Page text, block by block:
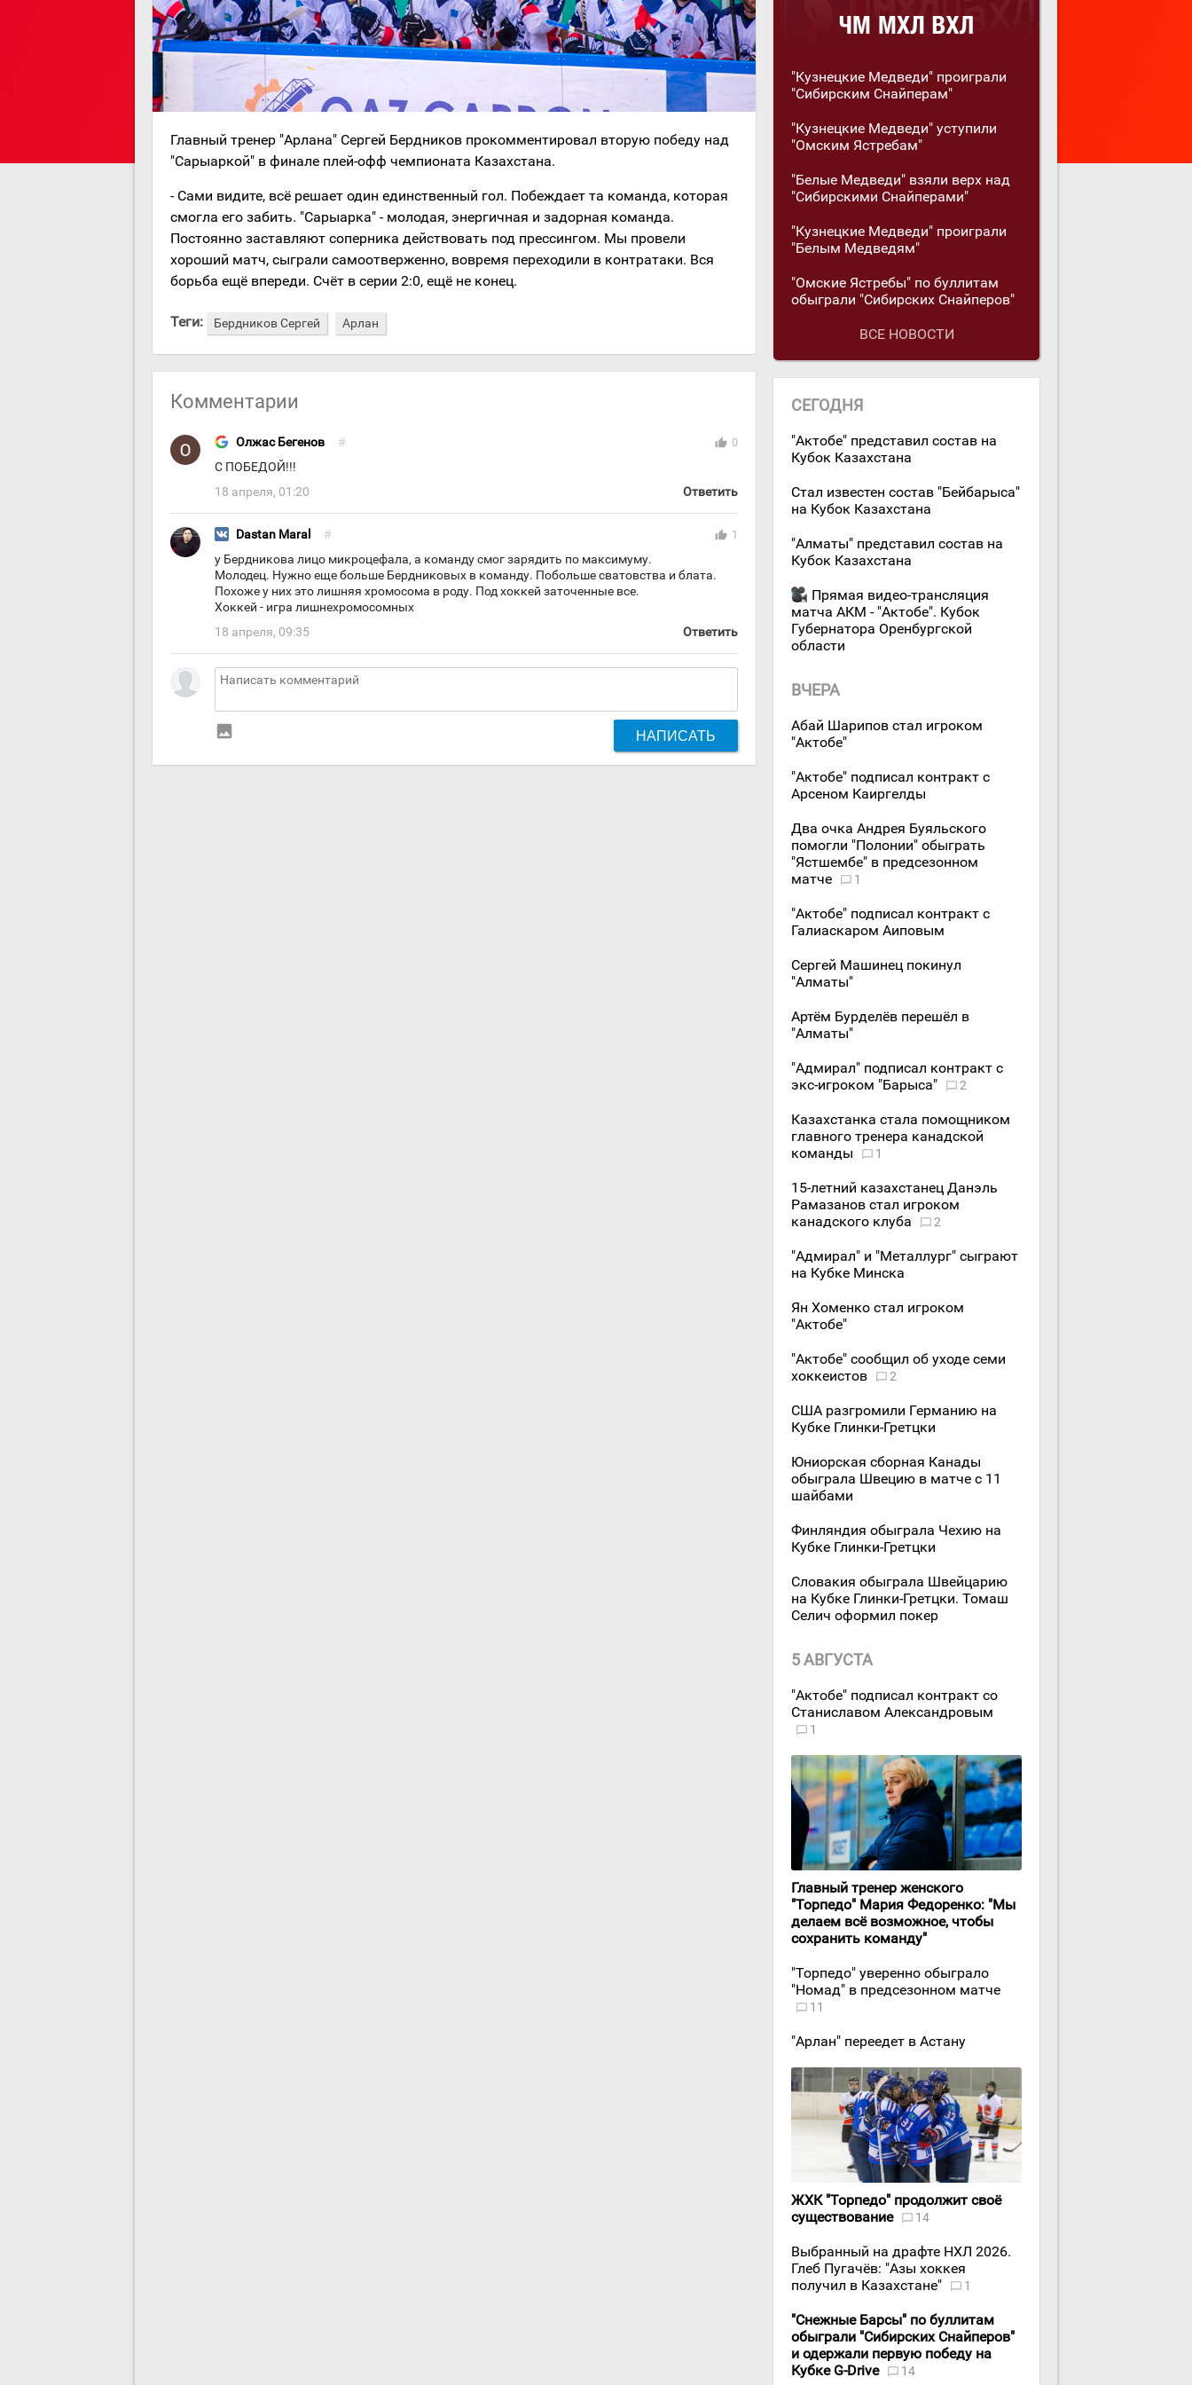
Главный тренер "Арлана" Сергей Бердников прокомментировал вторую победу над
"Сарыаркой" в финале плей-офф чемпионата Казахстана.
- Сами видите, всё решает один единственный гол. Побеждает та команда, которая
смогла его забить. "Сарыарка" - молодая, энергичная и задорная команда.
Постоянно заставляют соперника действовать под прессингом. Мы провели
хороший матч, сыграли самоотверженно, вовремя переходили в контратаки. Вся
борьба ещё впереди. Счёт в серии 2:0, ещё не конец.
Теги: Бердников Сергей Арлан
Комментарии
Олжас Бегенов # thumb_up 0
С ПОБЕДОЙ!!!
18 апреля, 01:20
Ответить
Dastan Maral # thumb_up 1
у Бердникова лицо микроцефала, а команду смог зарядить по максимуму.
Молодец. Нужно еще больше Бердниковых в команду. Побольше сватовства и блата.
Похоже у них это лишняя хромосома в роду. Под хоккей заточенные все.
Хоккей - игра лишнехромосомных
18 апреля, 09:35
Ответить
insert_photo НАПИСАТЬ
"Кузнецкие Медведи" проиграли
"Сибирским Снайперам"
"Кузнецкие Медведи" уступили
"Омским Ястребам"
"Белые Медведи" взяли верх над
"Сибирскими Снайперами"
"Кузнецкие Медведи" проиграли
"Белым Медведям"
"Омские Ястребы" по буллитам
обыграли "Сибирских Снайперов"
ВСЕ НОВОСТИ
СЕГОДНЯ
"Актобе" представил состав на
Кубок Казахстана
Стал известен состав "Бейбарыса"
на Кубок Казахстана
"Алматы" представил состав на
Кубок Казахстана
Прямая видео-трансляция
матча АКМ - "Актобе". Кубок
Губернатора Оренбургской
области
ВЧЕРА
Абай Шарипов стал игроком
"Актобе"
"Актобе" подписал контракт с
Арсеном Каиргелды
Два очка Андрея Буяльского
помогли "Полонии" обыграть
"Ястшембе" в предсезонном
матче
1
"Актобе" подписал контракт с
Галиаскаром Аиповым
Сергей Машинец покинул
"Алматы"
Артём Бурделёв перешёл в
"Алматы"
"Адмирал" подписал контракт с
экс-игроком "Барыса"
2
Казахстанка стала помощником
главного тренера канадской
команды
1
15-летний казахстанец Данэль
Рамазанов стал игроком
канадского клуба
2
"Адмирал" и "Металлург" сыграют
на Кубке Минска
Ян Хоменко стал игроком
"Актобе"
"Актобе" сообщил об уходе семи
хоккеистов
2
США разгромили Германию на
Кубке Глинки-Гретцки
Юниорская сборная Канады
обыграла Швецию в матче с 11
шайбами
Финляндия обыграла Чехию на
Кубке Глинки-Гретцки
Словакия обыграла Швейцарию
на Кубке Глинки-Гретцки. Томаш
Селич оформил покер
5 АВГУСТА
"Актобе" подписал контракт со
Станиславом Александровым
1
Главный тренер женского
"Торпедо" Мария Федоренко: "Мы
делаем всё возможное, чтобы
сохранить команду"
"Торпедо" уверенно обыграло
"Номад" в предсезонном матче
11
"Арлан" переедет в Астану
ЖХК "Торпедо" продолжит своё
существование
14
Выбранный на драфте НХЛ 2026.
Глеб Пугачёв: "Азы хоккея
получил в Казахстане"
1
"Снежные Барсы" по буллитам
обыграли "Сибирских Снайперов"
и одержали первую победу на
Кубке G-Drive
14